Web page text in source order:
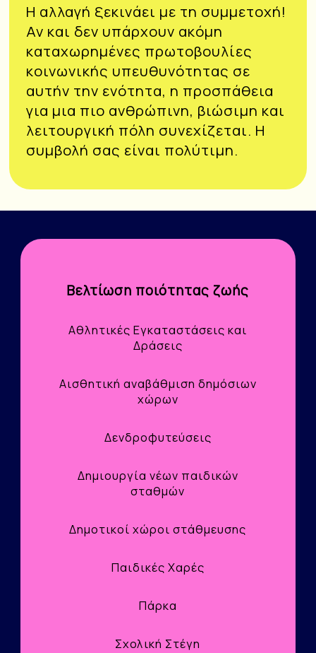
Η αλλαγή ξεκινάει με τη συμμετοχή!
Αν και δεν υπάρχουν ακόμη
καταχωρημένες πρωτοβουλίες
κοινωνικής υπευθυνότητας σε
αυτήν την ενότητα, η προσπάθεια
για μια πιο ανθρώπινη, βιώσιμη και
λειτουργική πόλη συνεχίζεται. Η
συμβολή σας είναι πολύτιμη.
Βελτίωση ποιότητας ζωής
Αθλητικές Εγκαταστάσεις και
Δράσεις
Αισθητική αναβάθμιση δημόσιων
χώρων
Δενδροφυτεύσεις
Δημιουργία νέων παιδικών
σταθμών
Δημοτικοί χώροι στάθμευσης
Παιδικές Χαρές
Πάρκα
Σχολική Στέγη